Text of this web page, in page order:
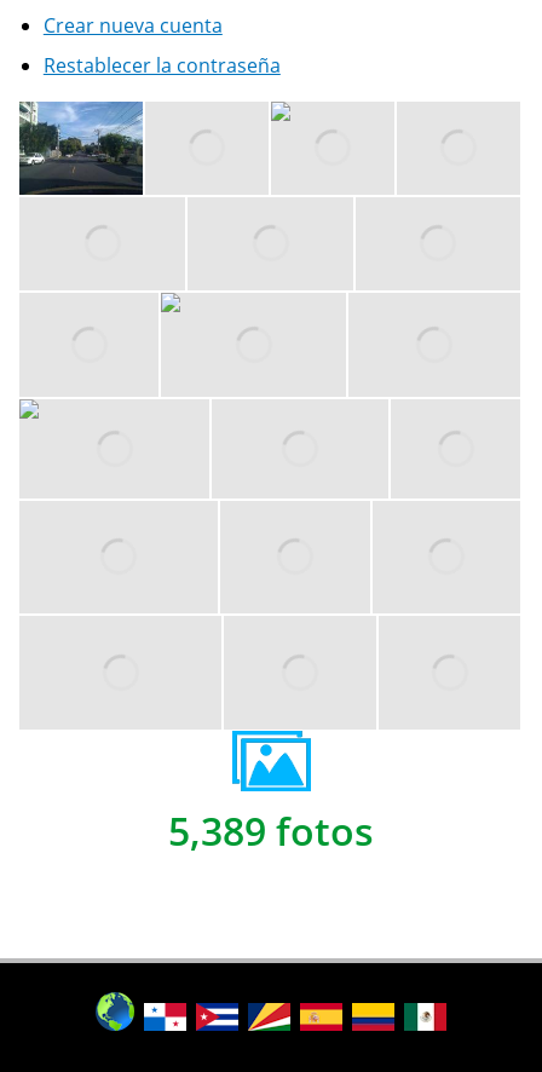
Crear nueva cuenta
Restablecer la contraseña
5,389 fotos